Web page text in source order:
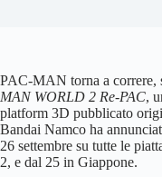
PAC-MAN torna a correre,
MAN WORLD 2 Re-PAC,
platform 3D pubblicato
Bandai Namco ha
26 settembre su tutte le
2, e dal 25 in Giappone.